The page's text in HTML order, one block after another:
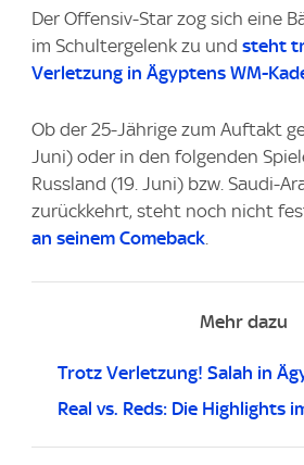
Der Offensiv-Star zog sich eine
im Schultergelenk zu und steht
Verletzung in Ägyptens WM-
Ob der 25-Jährige zum Auftakt
Juni) oder in den folgenden
Russland (19. Juni) bzw. Saudi-
zurückkehrt, steht noch nicht
an seinem Comeback.
Mehr dazu
Trotz Verletzung! Salah in
Real vs. Reds: Die Highlights